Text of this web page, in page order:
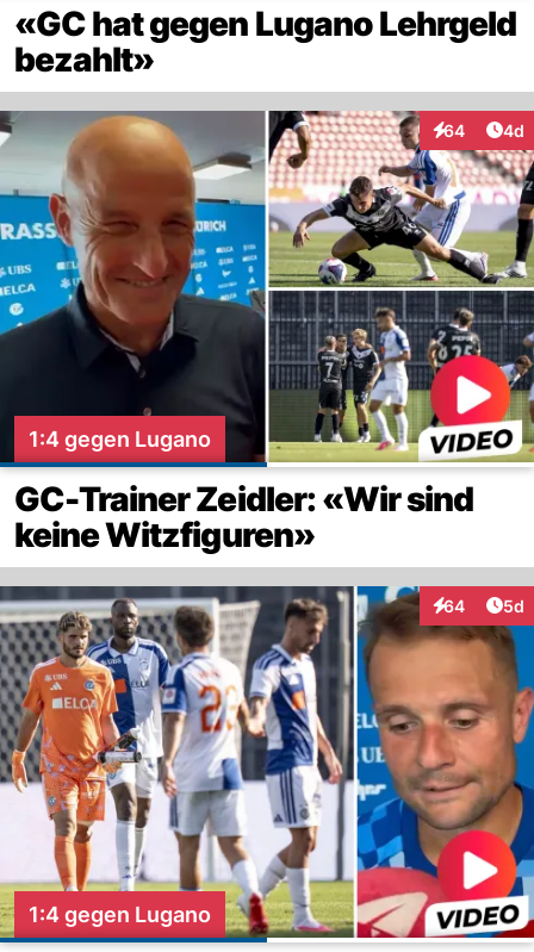
«GC hat gegen Lugano Lehrgeld
bezahlt»
64
Interaktionen
4d
1:4 gegen Lugano
GC-Trainer Zeidler: «Wir sind
keine Witzfiguren»
64
Interaktionen
5d
1:4 gegen Lugano